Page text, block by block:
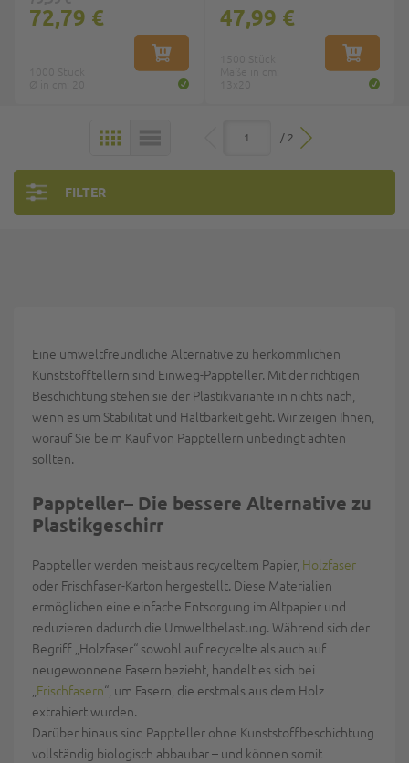
IN DEN WARENKORB
72,79 €
IN DEN
47,99 €
/ 2
KACHELN
FILTER
Eine umweltfreundliche Alternative zu herkömmlichen
Kunststofftellern sind Einweg-Pappteller. Mit der richtigen
Beschichtung stehen sie der Plastikvariante in nichts nach,
wenn es um Stabilität und Haltbarkeit geht. Wir zeigen Ihnen,
worauf Sie beim Kauf von Papptellern unbedingt achten
sollten.
Pappteller– Die bessere Alternative zu
Plastikgeschirr
Pappteller werden meist aus recyceltem Papier, Holzfaser
oder Frischfaser-Karton hergestellt. Diese Materialien
ermöglichen eine einfache Entsorgung im Altpapier und
reduzieren dadurch die Umweltbelastung. Während sich der
Begriff „Holzfaser“ sowohl auf recycelte als auch auf
neugewonnene Fasern bezieht, handelt es sich bei
Frischfasern“, um Fasern, die erstmals aus dem Holz
extrahiert wurden.
Darüber hinaus sind Pappteller ohne Kunststoffbeschichtung
vollständig biologisch abbaubar– und können somit